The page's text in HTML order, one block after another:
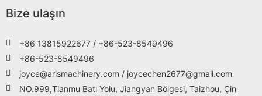
Bize ulaşın
+86 13815922677 / +86-523-8549496
+86-523-8549496
joyce@arismachinery.com / joycechen2677@gmail.com
NO.999,Tianmu Batı Yolu, Jiangyan Bölgesi, Taizhou, Çin